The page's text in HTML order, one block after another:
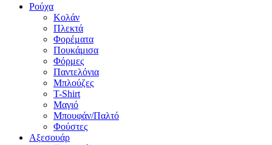
Ρούχα
Κολάν
Πλεκτά
Φορέματα
Πουκάμισα
Φόρμες
Παντελόνια
Μπλούζες
T-Shirt
Μαγιό
Μπουφάν/Παλτό
Φούστες
Αξεσουάρ